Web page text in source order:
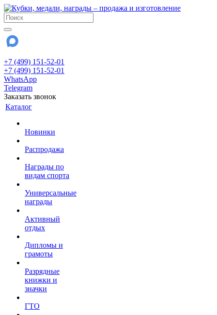
+7 (499) 151-52-01
+7 (499) 151-52-01
WhatsApp
Telegram
Заказать звонок
Каталог
Новинки
Распродажа
Награды по
видам спорта
Универсальные
награды
Активный
отдых
Дипломы и
грамоты
Разрядные
книжки и
значки
ГТО